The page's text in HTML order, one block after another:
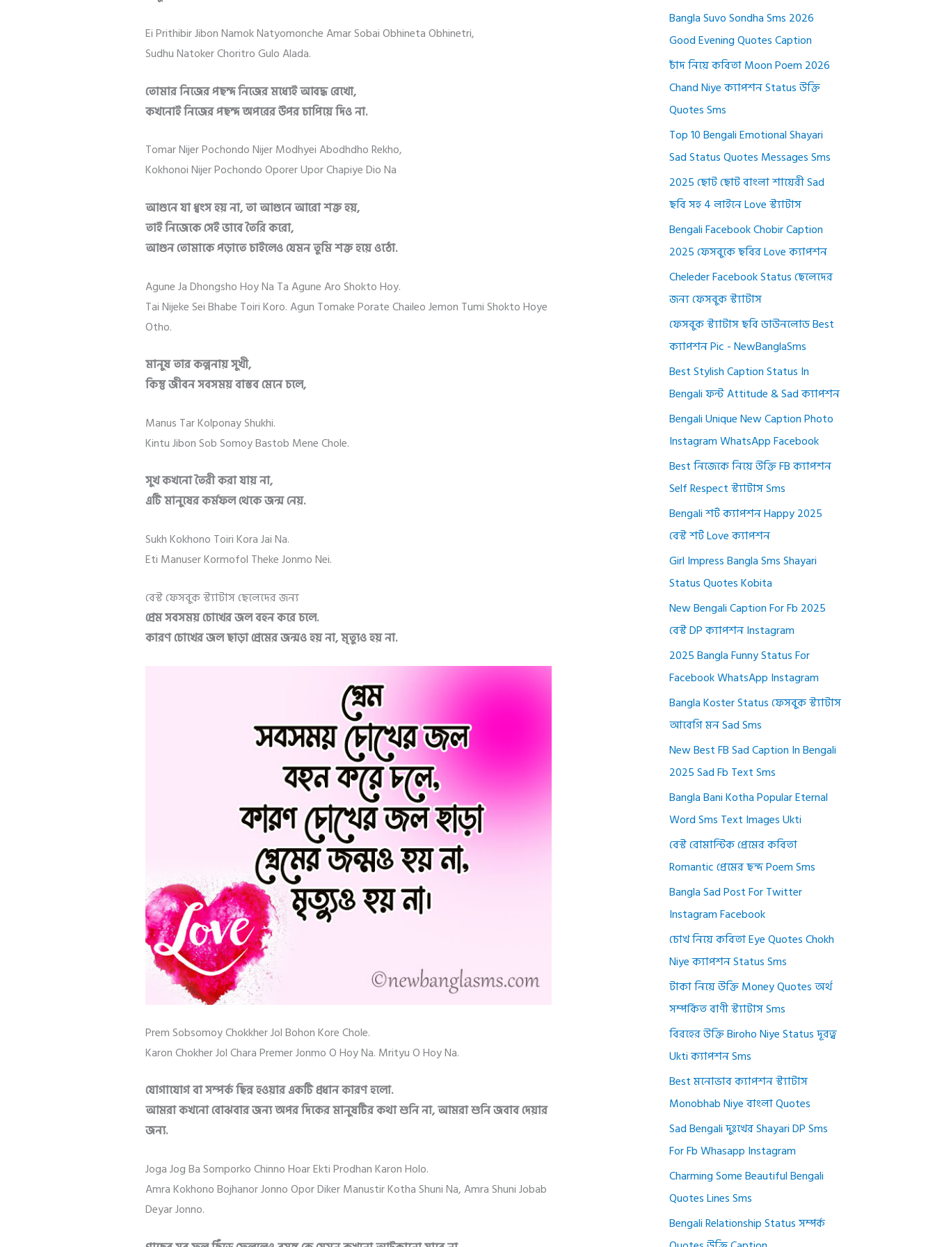
Ei Prithibir Jibon Namok Natyomonche Amar Sobai Obhineta Obhinetri,
Sudhu Natoker Choritro Gulo Alada.
তোমার নিজের পছন্দ নিজের মধ্যেই আবদ্ধ রেখো,
কখনোই নিজের পছন্দ অপরের উপর চাপিয়ে দিও না.
Tomar Nijer Pochondo Nijer Modhyei Abodhdho Rekho,
Kokhonoi Nijer Pochondo Oporer Upor Chapiye Dio Na
আগুনে যা ধ্বংস হয় না, তা আগুনে আরো শক্ত হয়,
তাই নিজেকে সেই ভাবে তৈরি করো,
আগুন তোমাকে পড়াতে চাইলেও যেমন তুমি শক্ত হয়ে ওঠো.
Agune Ja Dhongsho Hoy Na Ta Agune Aro Shokto Hoy.
Tai Nijeke Sei Bhabe Toiri Koro. Agun Tomake Porate Chaileo Jemon Tumi Shokto Hoye
Otho.
মানুষ তার কল্পনায় সুখী,
কিন্তু জীবন সবসময় বাস্তব মেনে চলে,
Manus Tar Kolponay Shukhi.
Kintu Jibon Sob Somoy Bastob Mene Chole.
সুখ কখনো তৈরী করা যায় না,
এটি মানুষের কর্মফল থেকে জন্ম নেয়.
Sukh Kokhono Toiri Kora Jai Na.
Eti Manuser Kormofol Theke Jonmo Nei.
বেস্ট ফেসবুক স্ট্যাটাস ছেলেদের জন্য
প্রেম সবসময় চোখের জল বহন করে চলে.
কারণ চোখের জল ছাড়া প্রেমের জন্মও হয় না, মৃত্যুও হয় না.
Prem Sobsomoy Chokkher Jol Bohon Kore Chole.
Karon Chokher Jol Chara Premer Jonmo O Hoy Na. Mrityu O Hoy Na.
যোগাযোগ বা সম্পর্ক ছিন্ন হওয়ার একটি প্রধান কারণ হলো.
আমরা কখনো বোঝবার জন্য অপর দিকের মানুষটির কথা শুনি না, আমরা শুনি জবাব দেয়ার
জন্য.
Joga Jog Ba Somporko Chinno Hoar Ekti Prodhan Karon Holo.
Amra Kokhono Bojhanor Jonno Opor Diker Manustir Kotha Shuni Na, Amra Shuni Jobab
Deyar Jonno.
Bangla Suvo Sondha Sms 2026
Good Evening Quotes Caption
চাঁদ নিয়ে কবিতা Moon Poem 2026
Chand Niye ক্যাপশন Status উক্তি
Quotes Sms
Top 10 Bengali Emotional Shayari
Sad Status Quotes Messages Sms
2025 ছোট ছোট বাংলা শায়েরী Sad
ছবি সহ 4 লাইনে Love স্ট্যাটাস
Bengali Facebook Chobir Caption
2025 ফেসবুকে ছবির Love ক্যাপশন
Cheleder Facebook Status ছেলেদের
জন্য ফেসবুক স্ট্যাটাস
ফেসবুক স্ট্যাটাস ছবি ডাউনলোড Best
ক্যাপশন Pic - NewBanglaSms
Best Stylish Caption Status In
Bengali ফন্ট Attitude & Sad ক্যাপশন
Bengali Unique New Caption Photo
Instagram WhatsApp Facebook
Best নিজেকে নিয়ে উক্তি FB ক্যাপশন
Self Respect স্ট্যাটাস Sms
Bengali শর্ট ক্যাপশন Happy 2025
বেস্ট শর্ট Love ক্যাপশন
Girl Impress Bangla Sms Shayari
Status Quotes Kobita
New Bengali Caption For Fb 2025
বেস্ট DP ক্যাপশন Instagram
2025 Bangla Funny Status For
Facebook WhatsApp Instagram
Bangla Koster Status ফেসবুক স্ট্যাটাস
আবেগি মন Sad Sms
New Best FB Sad Caption In Bengali
2025 Sad Fb Text Sms
Bangla Bani Kotha Popular Eternal
Word Sms Text Images Ukti
বেস্ট রোমান্টিক প্রেমের কবিতা
Romantic প্রেমের ছন্দ Poem Sms
Bangla Sad Post For Twitter
Instagram Facebook
চোখ নিয়ে কবিতা Eye Quotes Chokh
Niye ক্যাপশন Status Sms
টাকা নিয়ে উক্তি Money Quotes অর্থ
সম্পর্কিত বাণী স্ট্যাটাস Sms
বিরহের উক্তি Biroho Niye Status দূরত্ব
Ukti ক্যাপশন Sms
Best মনোভাব ক্যাপশন স্ট্যাটাস
Monobhab Niye বাংলা Quotes
Sad Bengali দুঃখের Shayari DP Sms
For Fb Whasapp Instagram
Charming Some Beautiful Bengali
Quotes Lines Sms
Bengali Relationship Status সম্পর্ক